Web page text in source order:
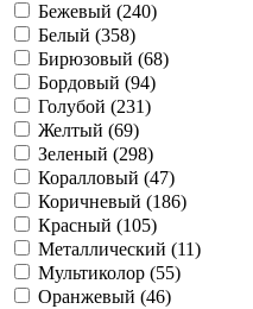
Бежевый (240)
Белый (358)
Бирюзовый (68)
Бордовый (94)
Голубой (231)
Желтый (69)
Зеленый (298)
Коралловый (47)
Коричневый (186)
Красный (105)
Металлический (11)
Мультиколор (55)
Оранжевый (46)